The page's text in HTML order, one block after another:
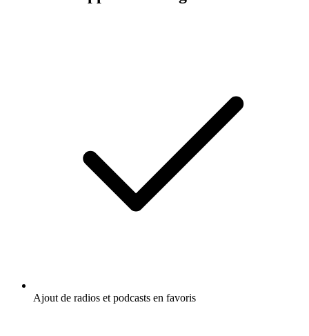
Ajout de radios et podcasts en favoris